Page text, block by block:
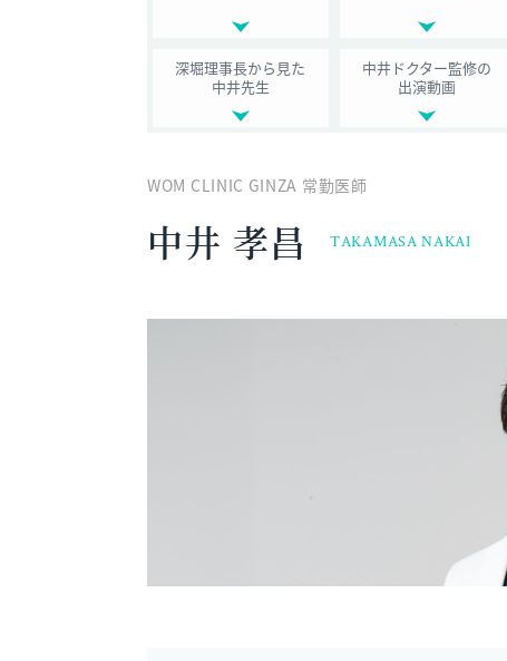
深堀理事長から見た
中井先生
中井ドクター監修の
出演動画
WOM CLINIC GINZA 常勤医師
中井 孝昌 TAKAMASA NAKAI